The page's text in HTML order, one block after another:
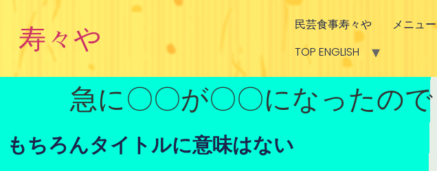
寿々や 民芸食事寿々や メニュー
TOP ENGLISH
急に〇〇が〇〇になったので
もちろんタイトルに意味はない